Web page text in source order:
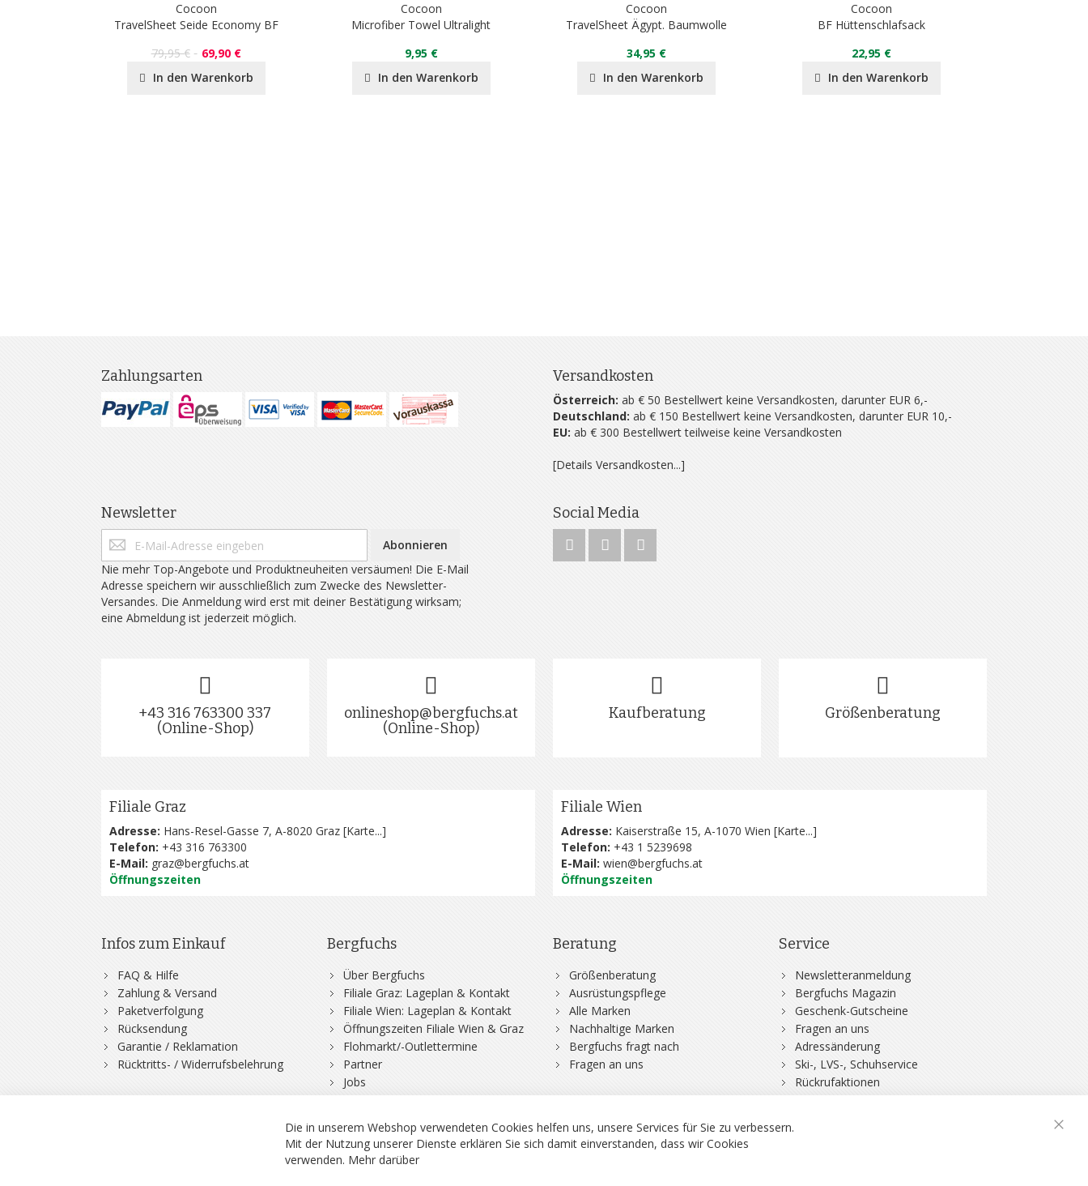
Cocoon
TravelSheet Seide Economy BF
79,95 €
69,90 €
In den Warenkorb
Cocoon
Microfiber Towel Ultralight
9,95 €
In den Warenkorb
Cocoon
TravelSheet Ägypt. Baumwolle
34,95 €
In den Warenkorb
Cocoon
BF Hüttenschlafsack
22,95 €
In den Warenkorb
Zahlungsarten Versandkosten
Österreich: ab € 50 Bestellwert keine Versandkosten, darunter EUR 6,-
Deutschland: ab € 150 Bestellwert keine Versandkosten, darunter EUR 10,-
EU: ab € 300 Bestellwert teilweise keine Versandkosten
[Details Versandkosten...]
Newsletter
Abonnieren
Nie mehr Top-Angebote und Produktneuheiten versäumen! Die E-Mail
Adresse speichern wir ausschließlich zum Zwecke des Newsletter-
Versandes. Die Anmeldung wird erst mit deiner Bestätigung wirksam;
eine Abmeldung ist jederzeit möglich.
Social Media
+43 316 763300 337
(Online-Shop)
onlineshop@bergfuchs.at
(Online-Shop)
Kaufberatung Größenberatung
Filiale Graz
Adresse: Hans-Resel-Gasse 7, A-8020 Graz [Karte...]
Telefon: +43 316 763300
E-Mail: graz@bergfuchs.at
Öffnungszeiten
Filiale Wien
Adresse: Kaiserstraße 15, A-1070 Wien [Karte...]
Telefon: +43 1 5239698
E-Mail: wien@bergfuchs.at
Öffnungszeiten
Infos zum Einkauf
FAQ & Hilfe
Zahlung & Versand
Paketverfolgung
Rücksendung
Garantie / Reklamation
Rücktritts- / Widerrufsbelehrung
Bergfuchs
Über Bergfuchs
Filiale Graz: Lageplan & Kontakt
Filiale Wien: Lageplan & Kontakt
Öffnungszeiten Filiale Wien & Graz
Flohmarkt/-Outlettermine
Partner
Jobs
Beratung
Größenberatung
Ausrüstungspflege
Alle Marken
Nachhaltige Marken
Bergfuchs fragt nach
Fragen an uns
Service
Newsletteranmeldung
Bergfuchs Magazin
Geschenk-Gutscheine
Fragen an uns
Adressänderung
Ski-, LVS-, Schuhservice
Rückrufaktionen
DSV-Skiversicherung
Die in unserem Webshop verwendeten Cookies helfen uns, unsere Services für Sie zu verbessern.
Mit der Nutzung unserer Dienste erklären Sie sich damit einverstanden, dass wir Cookies
verwenden. Mehr darüber